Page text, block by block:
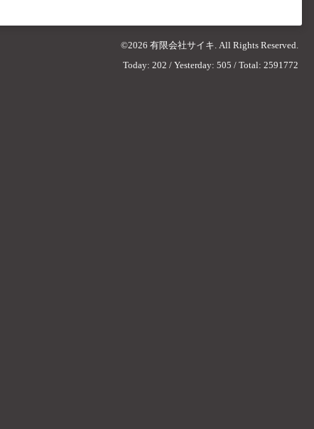
©2026 有限会社サイキ. All Rights Reserved.
Today: 202 / Yesterday: 505 / Total: 2591772